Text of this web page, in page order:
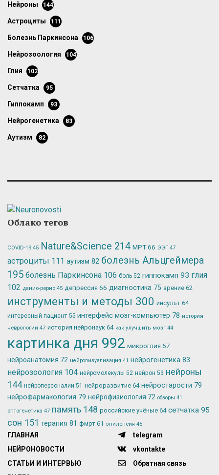
нейроны 144
астроциты 111
болезнь Паркинсона 106
нейрозоология 104
глия 102
сетчатка 95
гиппокамп 93
нейрогенетика 83
аутизм 82
Облако тегов
COVID-19 45 Nature&Science 214 МРТ66 ЭЭГ 47
астроциты 111 аутизм 82 болезнь Альцгеймера
195 болезнь Паркинсона 106 боль 52 гиппокамп 93 глия
102 данио-рерио 45 депрессия 66 диагностика 75 зрение 62
инструменты и методы 300 инсульт 64
интересный пациент 55 интерфейс мозг-компьютер 78 история
неврологии 47 история нейронаук 64 как улучшить мозг 44
картинка дня 992 микроглия 67
нейроанатомия 72 нейровизуализация 41 нейрогенетика 83
нейрозоология 104 нейромолекулы 52 нейрон 53 нейроны
144 нейроперсоналии 51 нейроразвитие 64 нейростарости 79
нейрофармакология 79 нейрофизиология 72 обзоры 41
оптогенетика 47 память 148 российские учёные 64 сетчатка 95
сон 151 терапия 81 фмрт 61 эпилепсия 45
ГЛАВНАЯ
НЕЙРОНОВОСТИ
СТАТЬИ И ИНТЕРВЬЮ
telegram
vkontakte
Обратная связь